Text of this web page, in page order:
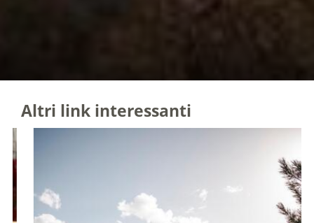
Altri link interessanti